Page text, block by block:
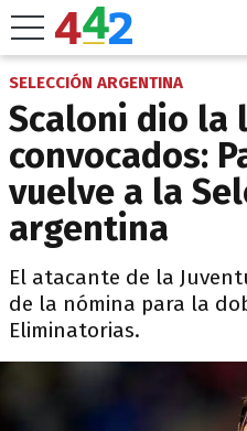
SELECCIÓN ARGENTINA
Scaloni dio la
convocados:
vuelve a la
argentina
El atacante de la
de la nómina para la
Eliminatorias.